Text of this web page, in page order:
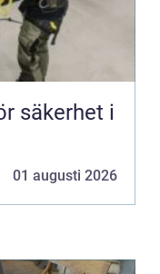
säkerhet i
01 augusti 2026